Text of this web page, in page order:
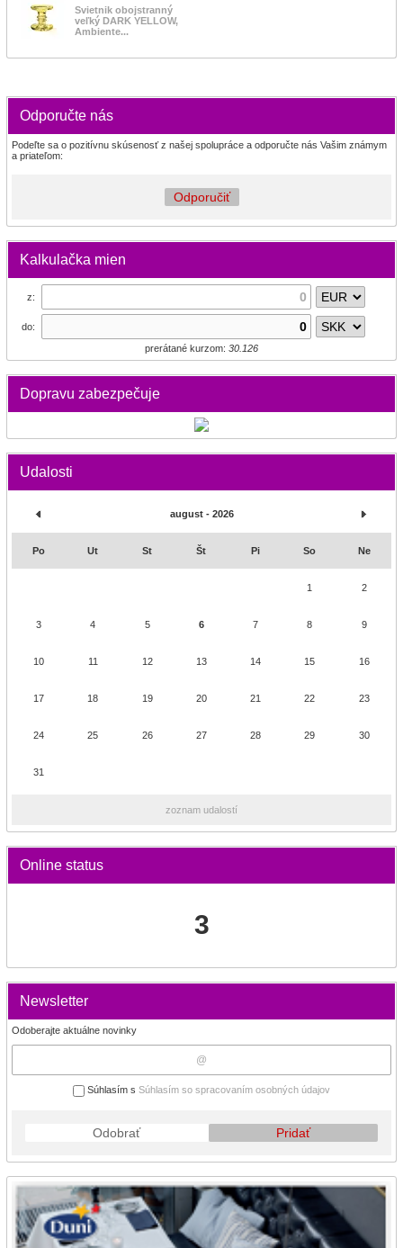
Svietnik obojstranný
veľký DARK YELLOW,
Ambiente...
Odporučte nás
Podeľte sa o pozitívnu skúsenosť z našej spolupráce a odporučte nás Vašim známym
a priateľom:
Odporučiť
Kalkulačka mien
z:
do:
prerátané kurzom: 30.126
Dopravu zabezpečuje
Udalosti
august - 2026
Po Ut St Št Pi So Ne
1 2
3 4 5 6 7 8 9
10 11 12 13 14 15 16
17 18 19 20 21 22 23
24 25 26 27 28 29 30
31
zoznam udalostí
Online status
3
Newsletter
Odoberajte aktuálne novinky
Súhlasím s Súhlasím so spracovaním osobných údajov
Odobrať Pridať